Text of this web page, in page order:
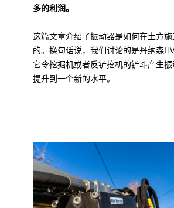
多的利润。
这篇文章介绍了振动器是如何在土方
的。换句话说，我们讨论的是丹纳森
它令挖掘机或者反铲挖机的铲斗产生
提升到一个新的水平。